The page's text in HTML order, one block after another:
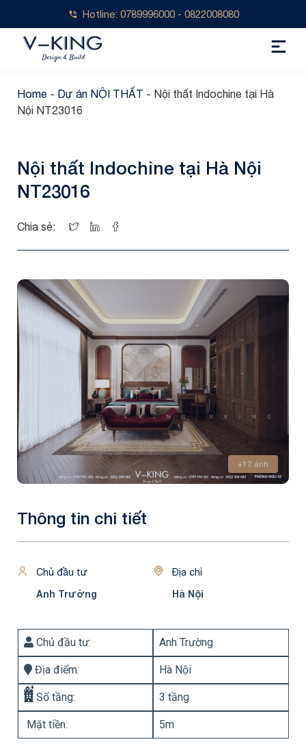
Hotline: 0789996000 - 0822008080
Home - Dự án NỘI THẤT - Nội thất Indochine tại Hà
Nội NT23016
Nội thất Indochine tại Hà Nội
NT23016
Chia sẻ:
+17 ảnh
Thông tin chi tiết
Chủ đầu tư
Anh Trường
Địa chỉ
Hà Nội
Chủ đầu tư: Anh Trường
Địa điểm: Hà Nội
Số tầng: 3 tầng
Mặt tiền: 5m